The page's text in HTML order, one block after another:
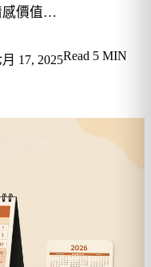
感價值…
17, 2025Read 5 MIN